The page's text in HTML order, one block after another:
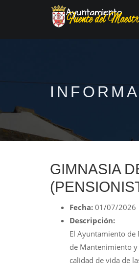
GIMNASIA
Fecha: 01/07/2026
Descripción:
El Ayuntamiento de
de Mantenimiento
calidad de vida de